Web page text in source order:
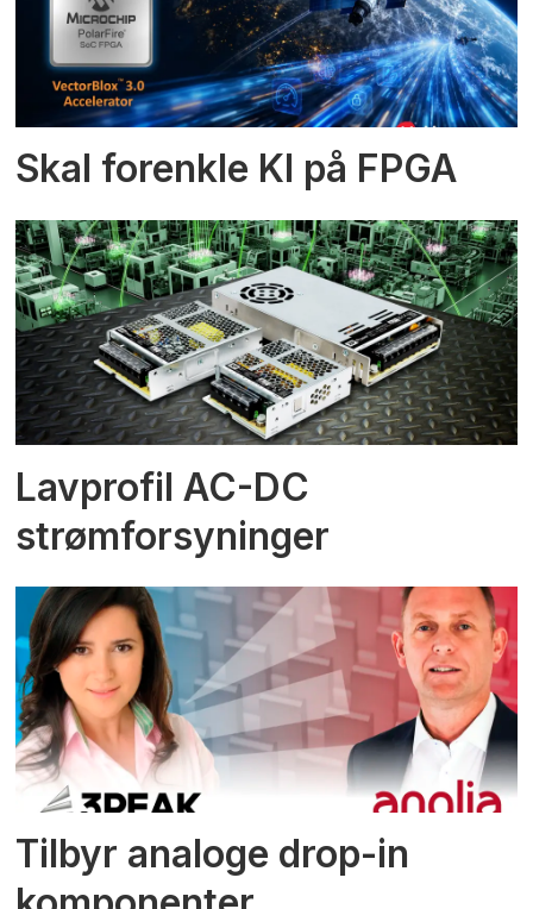
Skal forenkle KI på FPGA
Lavprofil AC-DC
strømforsyninger
Tilbyr analoge drop-in